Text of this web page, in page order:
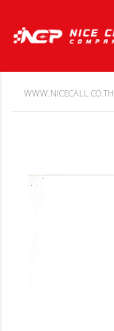
WWW.NICECALL.CO.TH